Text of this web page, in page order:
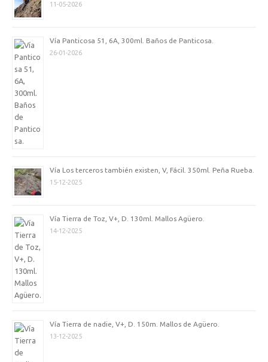
11-05-2026
Vía Panticosa 51, 6A, 300ml. Baños de Panticosa.
26-01-2026
Vía Los terceros también existen, V, Fácil. 350ml. Peña Rueba.
15-12-2025
Vía Tierra de Toz, V+, D. 130ml. Mallos Agüero.
14-12-2025
Vía Tierra de nadie, V+, D. 150m. Mallos de Agüero.
13-12-2025